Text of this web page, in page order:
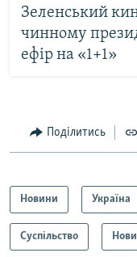
Зеленський
чинному
ефір на «1+1»
Поділитись
Новини Україна
Суспільство